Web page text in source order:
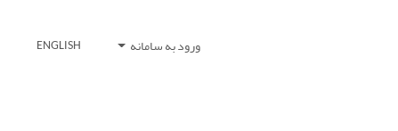
ورود به سامانه ENGLISH